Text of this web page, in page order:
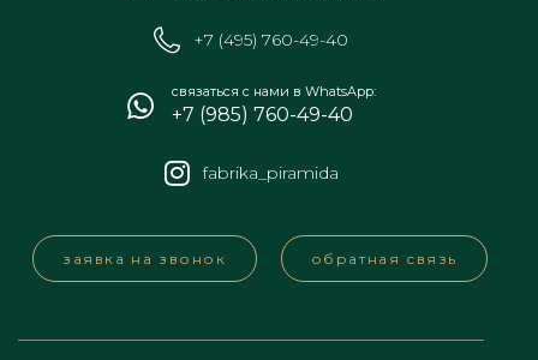
+7 (495) 760-49-40
связаться с нами в WhatsApp:
+7 (985) 760-49-40
fabrika_piramida
заявка на звонок обратная связь